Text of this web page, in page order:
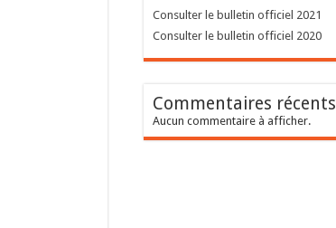
Consulter le bulletin officiel 2021
Consulter le bulletin officiel 2020
Commentaires récents
Aucun commentaire à afficher.